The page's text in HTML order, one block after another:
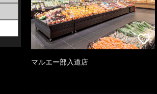
マルエー部入道店